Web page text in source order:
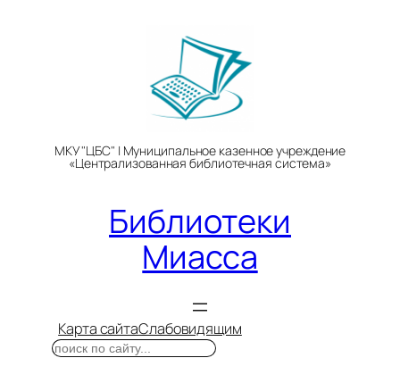
МКУ "ЦБС" | Муниципальное казенное учреждение
«Централизованная библиотечная система»
Библиотеки
Миасса
Карта сайтаСлабовидящим
Поиск